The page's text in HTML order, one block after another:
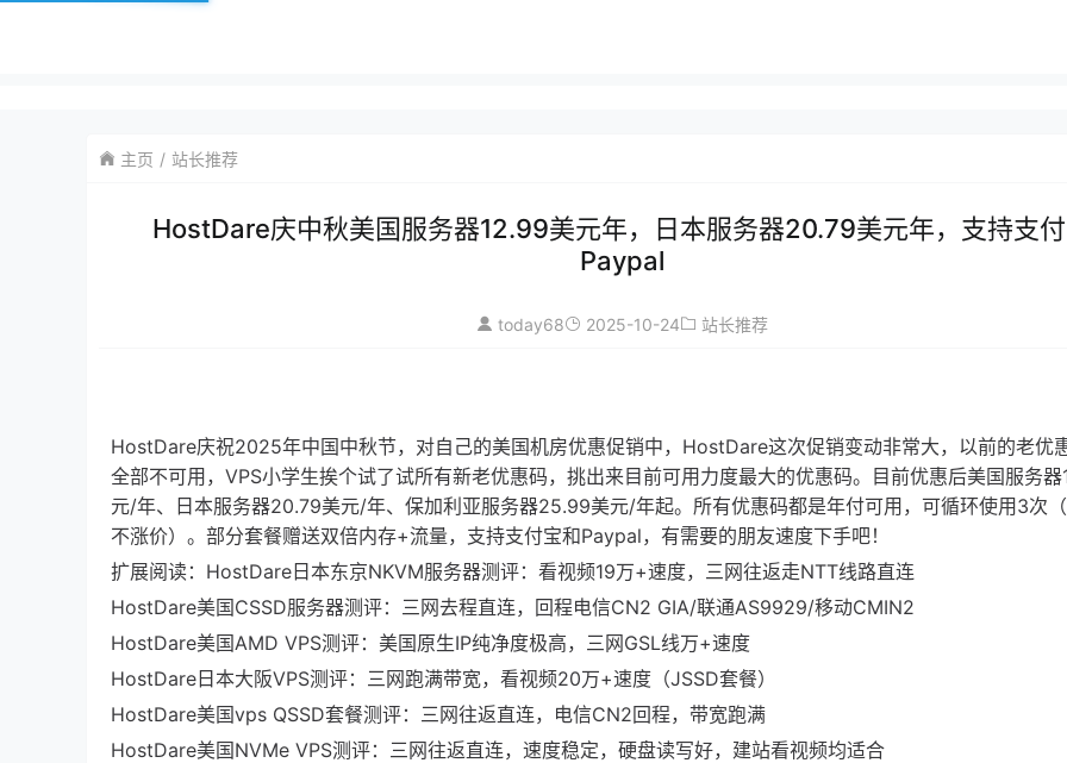
主页 站长推荐
HostDare庆中秋美国服务器12.99美元年，日本服务器20.79美元年，支持支
Paypal
today68 2025-10-24 站长推荐
HostDare庆祝2025年中国中秋节，对自己的美国机房优惠促销中，HostDare这次促销变动非常大，以前的老优
全部不可用，VPS小学生挨个试了试所有新老优惠码，挑出来目前可用力度最大的优惠码。目前优惠后美国服务
元/年、日本服务器20.79美元/年、保加利亚服务器25.99美元/年起。所有优惠码都是年付可用，可循环使用3次
不涨价）。部分套餐赠送双倍内存+流量，支持支付宝和Paypal，有需要的朋友速度下手吧！
扩展阅读：HostDare日本东京NKVM服务器测评：看视频19万+速度，三网往返走NTT线路直连
HostDare美国CSSD服务器测评：三网去程直连，回程电信CN2 GIA/联通AS9929/移动CMIN2
HostDare美国AMD VPS测评：美国原生IP纯净度极高，三网GSL线万+速度
HostDare日本大阪VPS测评：三网跑满带宽，看视频20万+速度（JSSD套餐）
HostDare美国vps QSSD套餐测评：三网往返直连，电信CN2回程，带宽跑满
HostDare美国NVMe VPS测评：三网往返直连，速度稳定，硬盘读写好，建站看视频均适合